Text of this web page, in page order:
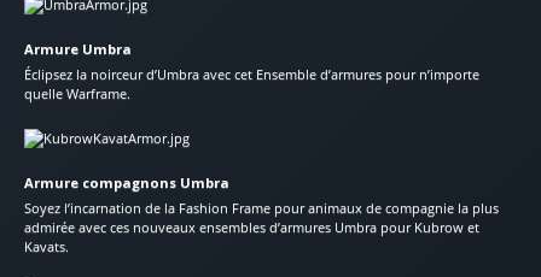
Armure Umbra
Éclipsez la noirceur d’Umbra avec cet Ensemble d’armures pour n’importe
quelle Warframe.
Armure compagnons Umbra
Soyez l’incarnation de la Fashion Frame pour animaux de compagnie la plus
admirée avec ces nouveaux ensembles d’armures Umbra pour Kubrow et
Kavats.